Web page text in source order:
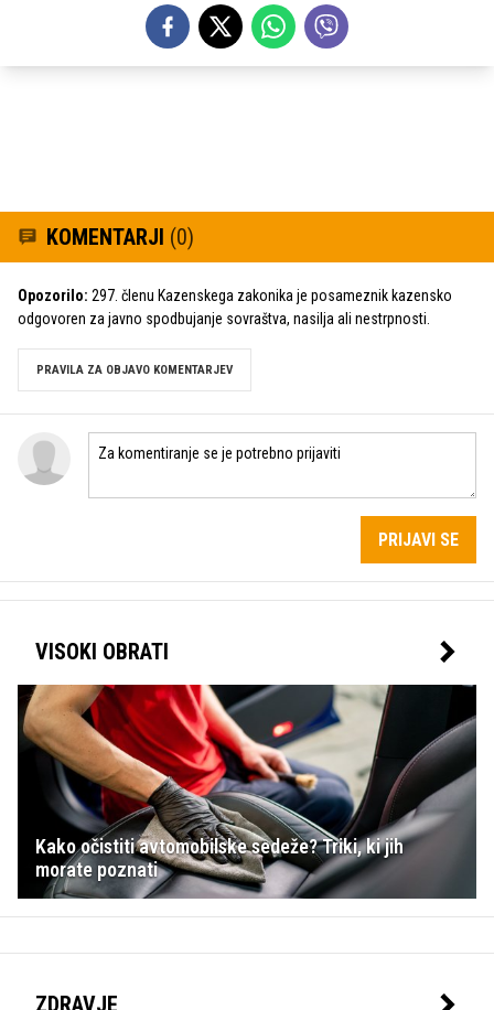
KOMENTARJI (0)
Opozorilo: 297. členu Kazenskega zakonika je posameznik kazensko
odgovoren za javno spodbujanje sovraštva, nasilja ali nestrpnosti.
PRAVILA ZA OBJAVO KOMENTARJEV
PRIJAVI SE
VISOKI OBRATI
Kako očistiti avtomobilske sedeže? Triki, ki jih
morate poznati
ZDRAVJE